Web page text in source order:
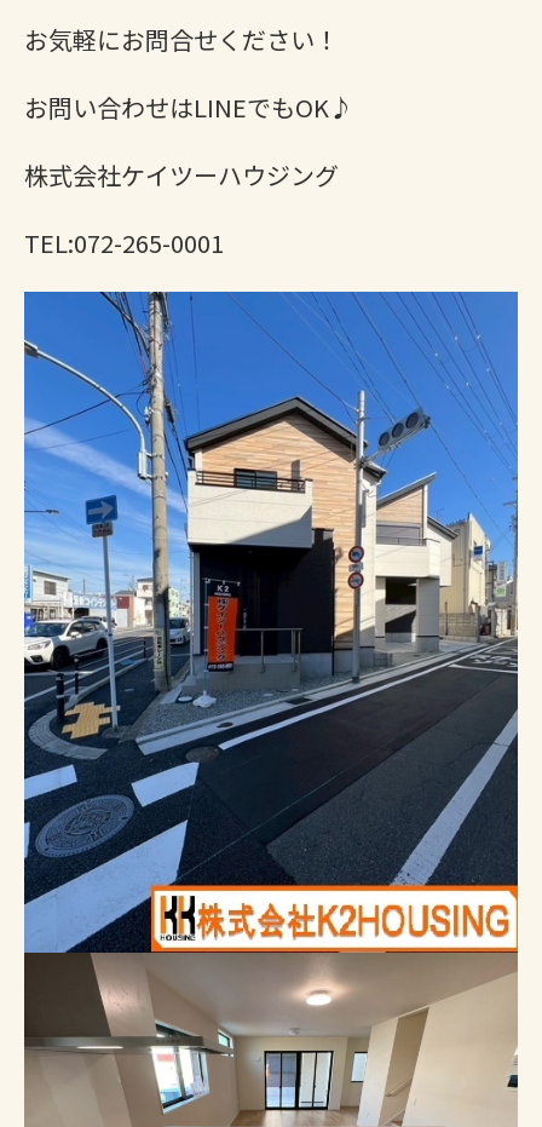
お気軽にお問合せください！
お問い合わせはLINEでもOK♪
株式会社ケイツーハウジング
TEL:072-265-0001